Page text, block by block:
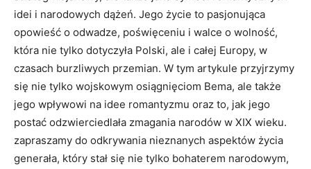
idei i narodowych dążeń. Jego życie to pasjonująca
opowieść ‍o odwadze,⁤ poświęceniu‍ i walce o wolność,
która nie tylko dotyczyła Polski, ale‍ i całej Europy, w
czasach burzliwych przemian. W tym artykule przyjrzymy‌
się nie tylko wojskowym osiągnięciom Bema,⁢ ale także
jego wpływowi na⁣ idee‌ romantyzmu⁢ oraz to, jak jego
postać ⁣odzwierciedlała zmagania narodów w XIX wieku.
zapraszamy do odkrywania nieznanych aspektów życia
generała, który stał ‌się‍ nie tylko bohaterem narodowym,